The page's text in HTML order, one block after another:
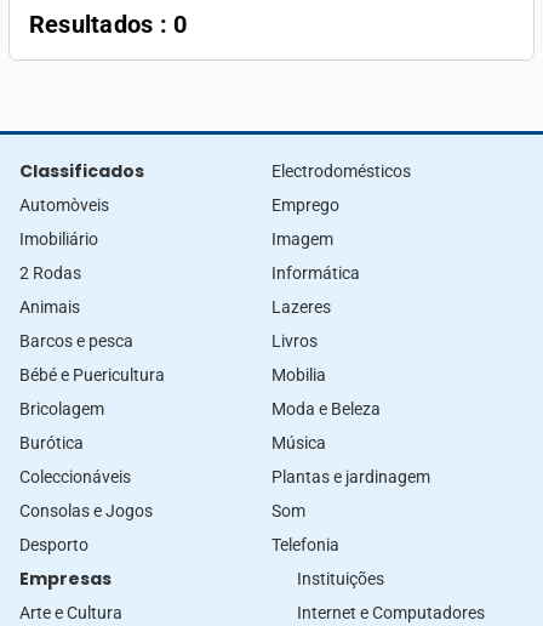
Resultados : 0
Classificados
Automòveis
Imobiliário
2 Rodas
Animais
Barcos e pesca
Bébé e Puericultura
Bricolagem
Burótica
Coleccionáveis
Consolas e Jogos
Desporto
Electrodomésticos
Emprego
Imagem
Informática
Lazeres
Livros
Mobilia
Moda e Beleza
Música
Plantas e jardinagem
Som
Telefonia
Empresas
Arte e Cultura
Instituições
Internet e Computadores